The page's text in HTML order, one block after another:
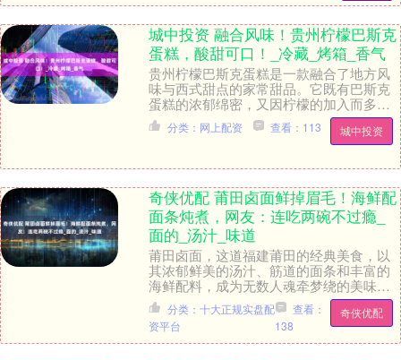
城中投资 融合风味！贵州柠檬巴斯克
蛋糕，酸甜可口！_冷藏_烤箱_香气
贵州柠檬巴斯克蛋糕是一款融合了地方风
味与西式甜点的家常甜品。它既有巴斯克
蛋糕的浓郁绵密，又因柠檬的加入而多了
一丝清新爽口。这款蛋糕制作简单，不需
要复杂的工具和技....
城中投资
分类：网上配资 查看：113
奇侠优配 莆田卤面鲜掉眉毛！海鲜配
面条炖煮，网友：连吃两碗不过瘾_
面的_汤汁_味道
莆田卤面，这道福建莆田的经典美食，以
其浓郁鲜美的汤汁、筋道的面条和丰富的
海鲜配料，成为无数人魂牵梦绕的美味。
它不仅是莆田人餐桌上的常客，更凭借独
特的风味征服了众....
奇侠优配
分类：十大正规实盘配
资平台
查看：
138